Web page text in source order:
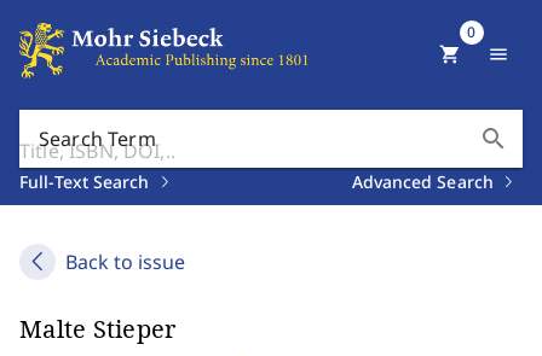
Search Term search
Full-Text Search Advanced Search
shopping_cart
0
menu
Back to issue
Malte Stieper